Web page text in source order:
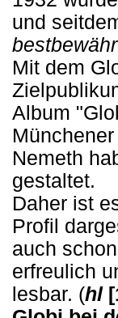
und
Mit dem
Album
Nemeth
gestaltet.
Daher ist
Profil
auch
erfreulich
lesbar. (hl